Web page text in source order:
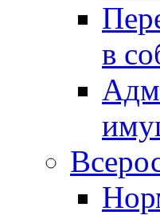
в